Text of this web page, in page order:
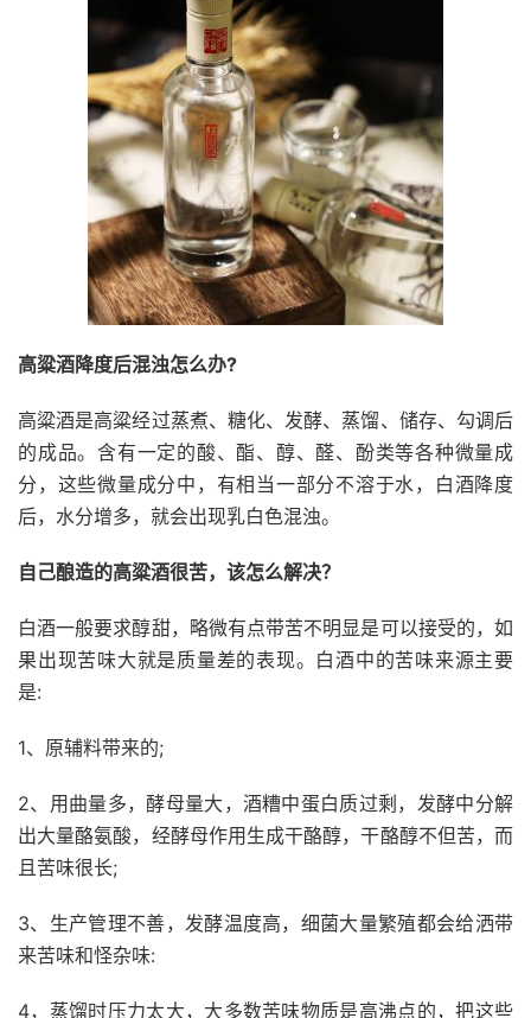
高粱酒降度后混浊怎么办?
高粱酒是高粱经过蒸煮、糖化、发酵、蒸馏、储存、勾调后
的成品。含有一定的酸、酯、醇、醛、酚类等各种微量成
分，这些微量成分中，有相当一部分不溶于水，白酒降度
后，水分增多，就会出现乳白色混浊。
自己酿造的高粱酒很苦，该怎么解决？
白酒一般要求醇甜，略微有点带苦不明显是可以接受的，如
果出现苦味大就是质量差的表现。白酒中的苦味来源主要
是:
1、原辅料带来的;
2、用曲量多，酵母量大，酒糟中蛋白质过剩，发酵中分解
出大量酪氨酸，经酵母作用生成干酪醇，干酪醇不但苦，而
且苦味很长;
3、生产管理不善，发酵温度高，细菌大量繁殖都会给洒带
来苦味和怪杂味:
4，蒸馏时压力太大，大多数苦味物质是高沸点的，把这些